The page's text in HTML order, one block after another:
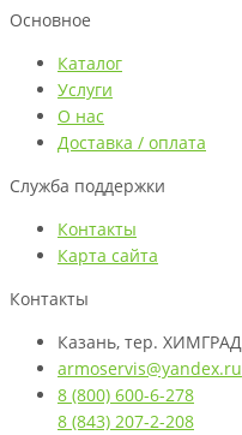
Основное
Каталог
Услуги
О нас
Доставка / оплата
Служба поддержки
Контакты
Карта сайта
Контакты
Казань, тер.
armoservis@yandex.ru
8 (800) 600-6-278
8 (843) 207-2-208